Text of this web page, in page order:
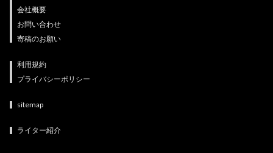
会社概要
お問い合わせ
寄稿のお願い
利用規約
プライバシーポリシー
sitemap
ライター紹介